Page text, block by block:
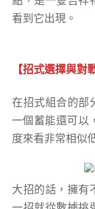
看到它出現。
【招式選擇與對
在招式組合的部
一個蓄能還可以
度來看非常相似
大招的話，擁有